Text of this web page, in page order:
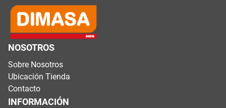
NOSOTROS
Sobre Nosotros
Ubicación Tienda
Contacto
INFORMACIÓN